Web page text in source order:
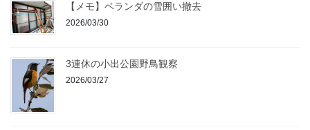
【メモ】ベランダの雪囲い撤去
2026/03/30
3連休の小出公園野鳥観察
2026/03/27